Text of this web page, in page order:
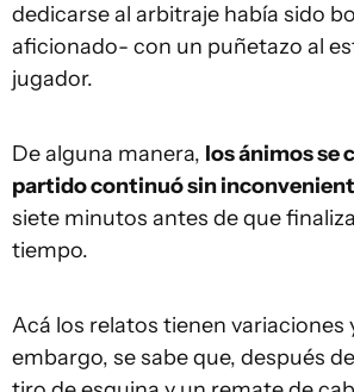
dedicarse al arbitraje había sido
aficionado- con un puñetazo al
jugador.
De alguna manera, los ánimos se
partido continuó sin
siete minutos antes de que
tiempo.
Acá los relatos tienen variaciones
embargo, se sabe que, después